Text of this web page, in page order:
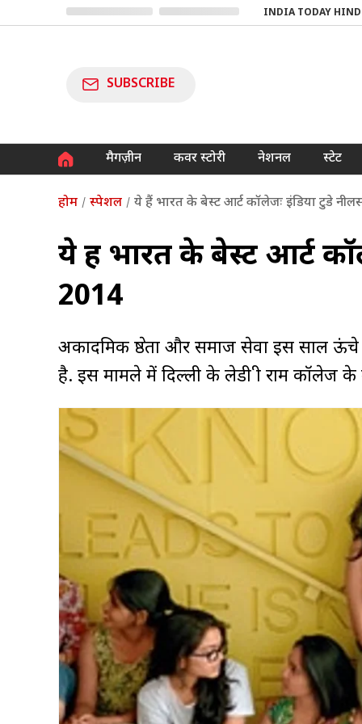
INDIA TODAY
SUBSCRIBE
मैगज़ीन कवर स्टोरी नेशनल स्टेट
होम स्पेशल ये हैं भारत के बेस्ट आर्ट कॉलेजः इंडिया टुडे
ये हैं भारत के बेस्ट आर्ट
2014
अकादमिक श्रेष्ठता और समाज सेवा इस साल
है. इस मामले में दिल्ली के लेडी श्री राम कॉलेज